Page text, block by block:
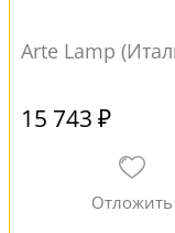
Arte Lamp
15 743 ₽